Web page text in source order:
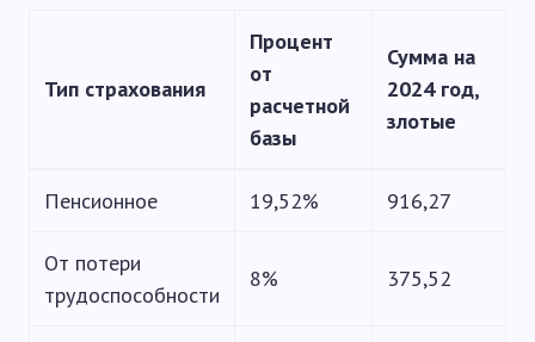
Тип страхования
Процент
от
расчетной
базы
Сумма на
2024 год,
злотые
Пенсионное 19,52% 916,27
От потери
трудоспособности
8% 375,52